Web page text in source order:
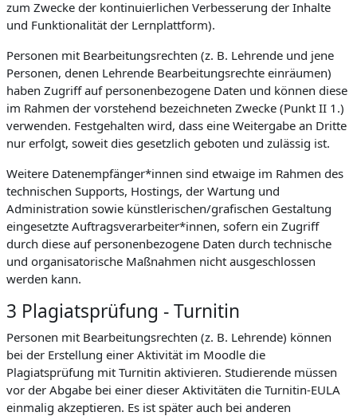
zum Zwecke der kontinuierlichen Verbesserung der Inhalte
und Funktionalität der Lernplattform).
Personen mit Bearbeitungsrechten (z. B. Lehrende und jene
Personen, denen Lehrende Bearbeitungsrechte einräumen)
haben Zugriff auf personenbezogene Daten und können diese
im Rahmen der vorstehend bezeichneten Zwecke (Punkt II 1.)
verwenden. Festgehalten wird, dass eine Weitergabe an Dritte
nur erfolgt, soweit dies gesetzlich geboten und zulässig ist.
Weitere Datenempfänger*innen sind etwaige im Rahmen des
technischen Supports, Hostings, der Wartung und
Administration sowie künstlerischen/grafischen Gestaltung
eingesetzte Auftragsverarbeiter*innen, sofern ein Zugriff
durch diese auf personenbezogene Daten durch technische
und organisatorische Maßnahmen nicht ausgeschlossen
werden kann.
3 Plagiatsprüfung - Turnitin
Personen mit Bearbeitungsrechten (z. B. Lehrende) können
bei der Erstellung einer Aktivität im Moodle die
Plagiatsprüfung mit Turnitin aktivieren. Studierende müssen
vor der Abgabe bei einer dieser Aktivitäten die Turnitin-EULA
einmalig akzeptieren. Es ist später auch bei anderen